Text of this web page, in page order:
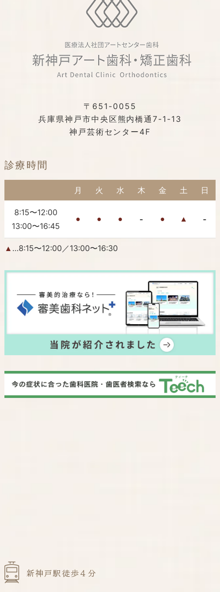
〒651-0055
兵庫県神戸市中央区熊内橋通7-1-13
神戸芸術センター4F
診療時間
月 火 水 木 金 土 日
8:15〜12:00
13:00〜16:45
● ● ● - ● ▲ -
▲ …8:15〜12:00／13:00〜16:30
新神戸駅徒歩４分